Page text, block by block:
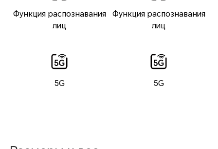
Функция распознавания
лиц
5G
Функция распознавания
лиц
5G